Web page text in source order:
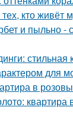
кто живёт
и пыльно -
стильная
для
в
квартира